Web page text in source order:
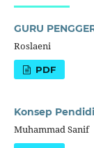
GURU
Roslaeni
PDF
Konsep
Muhammad Sanif